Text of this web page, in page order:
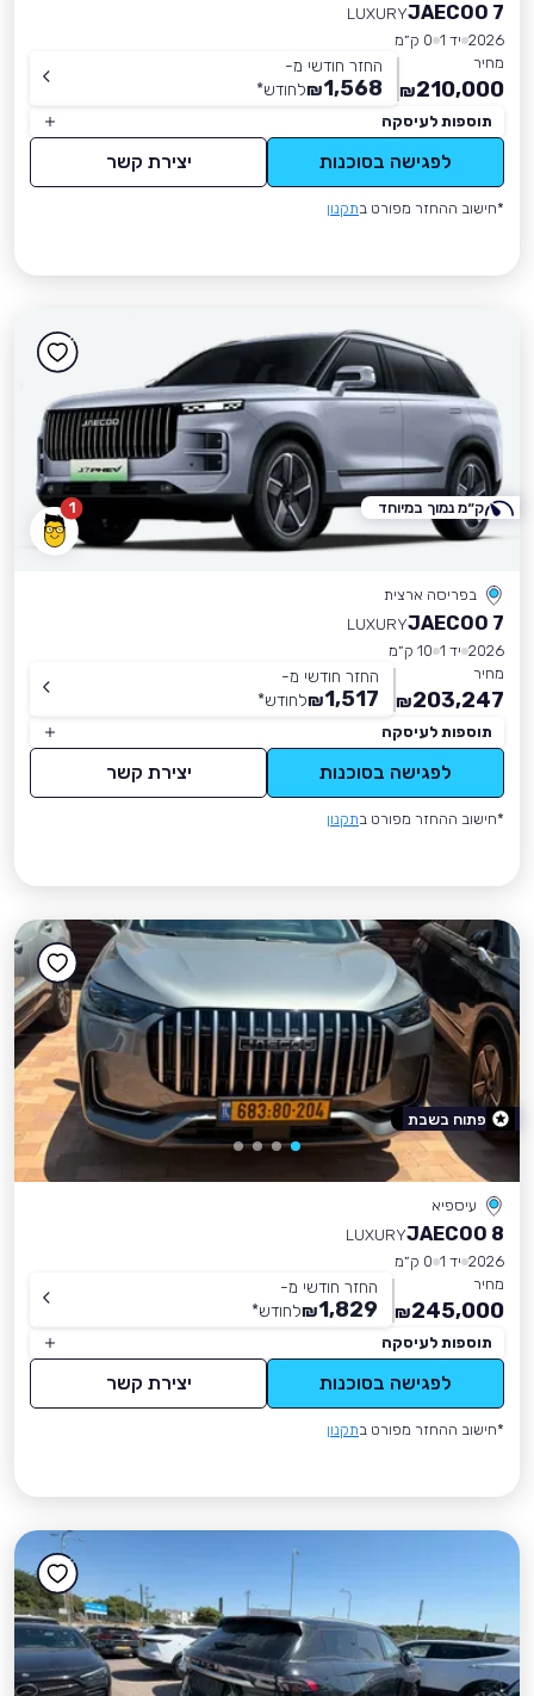
JAECOO 7
LUXURY
2026 יד 1
0 ק״מ
מחיר
210,000
₪
החזר חודשי מ-
1,568
₪לחודש*
תוספות לעיסקה
לפגישה בסוכנות יצירת קשר
*חישוב ההחזר מפורט בתקנון
1
בפריסה ארצית
JAECOO 7
LUXURY
2026 יד 1
10 ק״מ
מחיר
203,247
₪
החזר חודשי מ-
1,517
₪לחודש*
תוספות לעיסקה
לפגישה בסוכנות יצירת קשר
*חישוב ההחזר מפורט בתקנון
ק״מ נמוך במיוחד
עיספיא
JAECOO 8
LUXURY
2026 יד 1
0 ק״מ
מחיר
245,000
₪
החזר חודשי מ-
1,829
₪לחודש*
תוספות לעיסקה
לפגישה בסוכנות יצירת קשר
*חישוב ההחזר מפורט בתקנון
פתוח בשבת